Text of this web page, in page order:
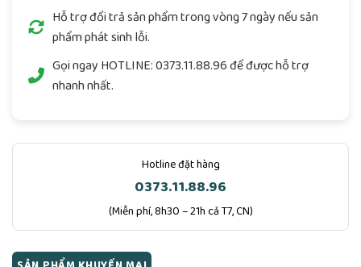
Hỗ trợ đổi trả sản phẩm trong vòng 7 ngày nếu sản
phẩm phát sinh lỗi.
Gọi ngay HOTLINE: 0373.11.88.96để được hỗ trợ
nhanh nhất.
Hotline đặt hàng
0373.11.88.96
(Miễn phí, 8h30 – 21h cả T7, CN)